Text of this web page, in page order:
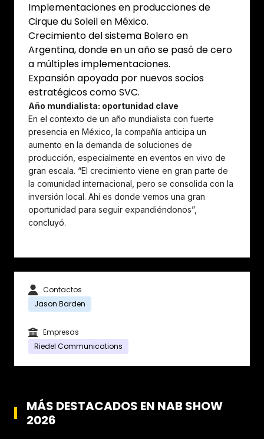
Implementaciones en producciones de
Cirque du Soleil en México.
Crecimiento del sistema Bolero en
Argentina, donde en un año se pasó de cero
a múltiples implementaciones.
Expansión apoyada por nuevos socios
estratégicos como SVC.
Año mundialista: oportunidad clave
En el contexto de un año mundialista con fuerte
presencia en México, la compañía anticipa un
aumento en la demanda de soluciones de
producción, especialmente en eventos en vivo de
gran escala. “El crecimiento viene en gran parte de
la comunidad internacional, pero se consolida con la
inversión local. Ahí es donde vemos una gran
oportunidad para seguir expandiéndonos”,
concluyó.
Contactos
Jason Barden
Empresas
Riedel Communications
MÁS DESTACADOS EN NAB SHOW
2026